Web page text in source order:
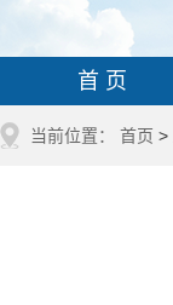
首 页
当前位置： 首页 >